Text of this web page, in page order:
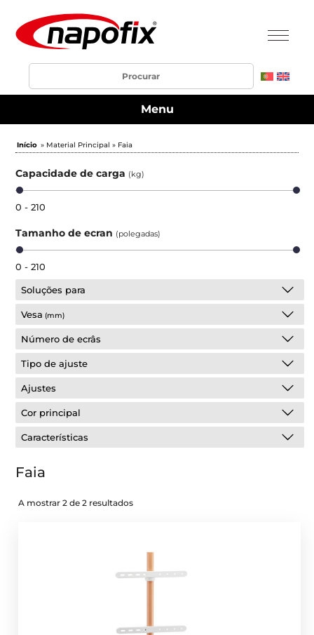
Menu
Início » Material Principal » Faia
Capacidade de carga (kg)
0 - 210
Tamanho de ecran (polegadas)
0 - 210
Soluções para
Vesa (mm)
Número de ecrâs
Tipo de ajuste
Ajustes
Cor principal
Características
Faia
A mostrar 2 de 2 resultados